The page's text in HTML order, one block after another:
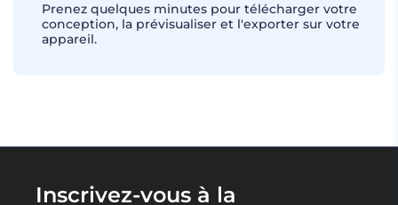
Prenez quelques minutes pour télécharger votre
conception, la prévisualiser et l'exporter sur votre
appareil.
Inscrivez-vous à la